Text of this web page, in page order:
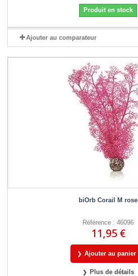
Produit en stock
Ajouter au comparateur
biOrb Corail M rose
Référence : 46096
11,95 €
Ajouter au panier
Plus de détails